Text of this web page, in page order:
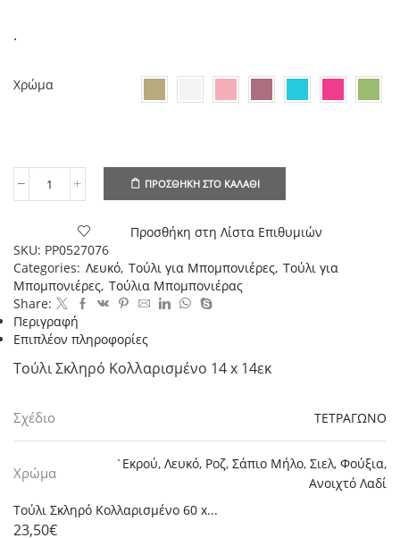
.
Χρώμα
Τούλι
Κολλαρισμένο
14
x
14εκ,
100τεμ.
ποσότητα
ΠΡΟΣΘΉΚΗ ΣΤΟ ΚΑΛΆΘΙ
Προσθήκη στη Λίστα Επιθυμιών
SKU: PP0527076
Categories: Λευκό, Τούλι για Μπομπονιέρες, Τούλι για
Μπομπονιέρες, Τούλια Μπομπονιέρας
Share:
Περιγραφή
Επιπλέον πληροφορίες
Τούλι Σκληρό Κολλαρισμένο 14 x 14εκ
Σχέδιο ΤΕΤΡΑΓΩΝΟ
Χρώμα
`Εκρού, Λευκό, Ροζ, Σάπιο Μήλο, Σιελ, Φούξια,
Ανοιχτό Λαδί
Τούλι Σκληρό Κολλαρισμένο 60 x...
23,50€